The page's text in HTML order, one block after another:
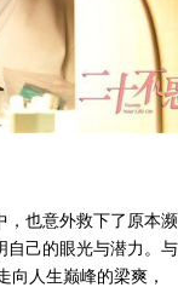
，也意外救下了原本濒
自己的眼光与潜力。与
向人生巅峰的梁爽，